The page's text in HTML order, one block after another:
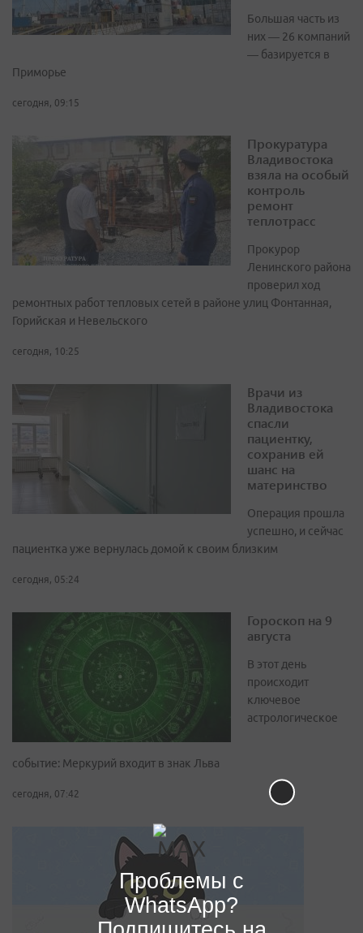
Большая часть из
них — 26 компаний
— базируется в
Приморье
сегодня, 09:15
Прокуратура
Владивостока
взяла на особый
контроль
ремонт
теплотрасс
Прокурор
Ленинского района
проверил ход
ремонтных работ тепловых сетей в районе улиц Фонтанная,
Горийская и Невельского
сегодня, 10:25
Врачи из
Владивостока
спасли
пациентку,
сохранив ей
шанс на
материнство
Операция прошла
успешно, и сейчас
пациентка уже вернулась домой к своим близким
сегодня, 05:24
Гороскоп на 9
августа
В этот день
происходит
ключевое
астрологическое
событие: Меркурий входит в знак Льва
сегодня, 07:42
Проблемы с
WhatsApp?